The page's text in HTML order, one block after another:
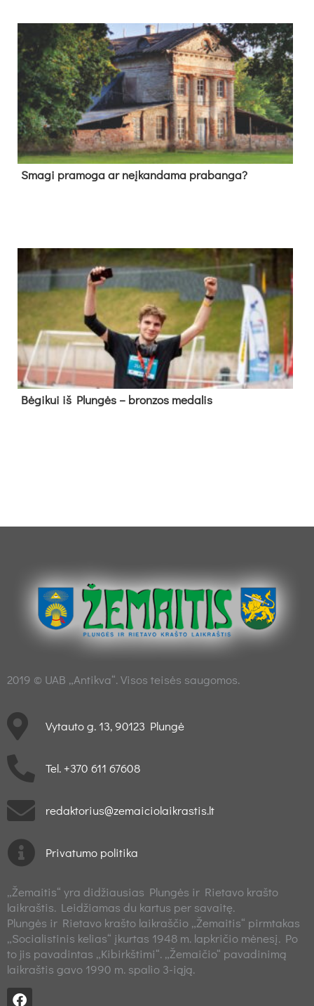
Sma­gi pra­mo­ga ar neį­kan­da­ma pra­ban­ga?
Bė­gi­kui iš Plun­gės – bron­zos me­da­lis
2019 © UAB „Antikva“. Visos teisės saugomos.
Vytauto g. 13, 90123 Plungė
Tel. +370 611 67608
redaktorius@zemaiciolaikrastis.lt
Privatumo politika
„Žemaitis“ yra didžiausias Plungės ir Rietavo krašto
laikraštis. Leidžiamas du kartus per savaitę.
Plungės ir Rietavo krašto laikraščio „Žemaitis“ pirmtakas
„Socialistinis kelias“ įkurtas 1948 m. lapkričio mėnesį. Po
to jis pavadintas „Kibirkštimi“. „Žemaičio“ pavadinimą
laikraštis gavo 1990 m. spalio 3-iąją.